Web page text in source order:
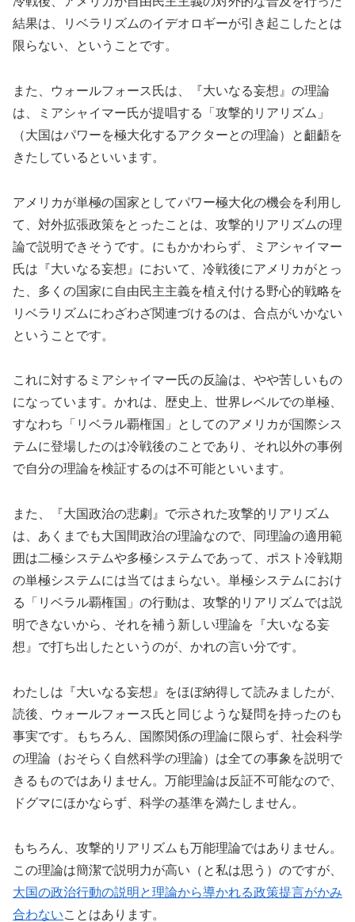
結果は、リベラリズムのイデオロギーが引き起こしたとは
限らない、ということです。
また、ウォールフォース氏は、『大いなる妄想』の理論
は、ミアシャイマー氏が提唱する「攻撃的リアリズム」
（大国はパワーを極大化するアクターとの理論）と齟齬を
きたしているといいます。
アメリカが単極の国家としてパワー極大化の機会を利用し
て、対外拡張政策をとったことは、攻撃的リアリズムの理
論で説明できそうです。にもかかわらず、ミアシャイマー
氏は『大いなる妄想』において、冷戦後にアメリカがとっ
た、多くの国家に自由民主主義を植え付ける野心的戦略を
リベラリズムにわざわざ関連づけるのは、合点がいかない
ということです。
これに対するミアシャイマー氏の反論は、やや苦しいもの
になっています。かれは、歴史上、世界レベルでの単極、
すなわち「リベラル覇権国」としてのアメリカが国際シス
テムに登場したのは冷戦後のことであり、それ以外の事例
で自分の理論を検証するのは不可能といいます。
また、『大国政治の悲劇』で示された攻撃的リアリズム
は、あくまでも大国間政治の理論なので、同理論の適用範
囲は二極システムや多極システムであって、ポスト冷戦期
の単極システムには当てはまらない。単極システムにおけ
る「リベラル覇権国」の行動は、攻撃的リアリズムでは説
明できないから、それを補う新しい理論を『大いなる妄
想』で打ち出したというのが、かれの言い分です。
わたしは『大いなる妄想』をほぼ納得して読みましたが、
読後、ウォールフォース氏と同じような疑問を持ったのも
事実です。もちろん、国際関係の理論に限らず、社会科学
の理論（おそらく自然科学の理論）は全ての事象を説明で
きるものではありません。万能理論は反証不可能なので、
ドグマにほかならず、科学の基準を満たしません。
もちろん、攻撃的リアリズムも万能理論ではありません。
この理論は簡潔で説明力が高い（と私は思う）のですが、
大国の政治行動の説明と理論から導かれる政策提言がかみ
合わないことはあります。